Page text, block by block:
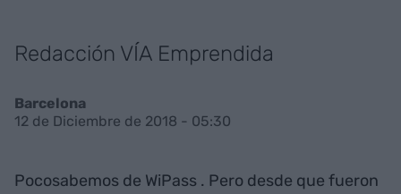
Redacción VÍA Emprendida
Barcelona
12 de Diciembre de 2018 - 05:30
Pocosabemos de WiPass . Pero desde que fueron